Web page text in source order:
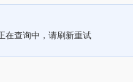
在查询中，请刷新重试